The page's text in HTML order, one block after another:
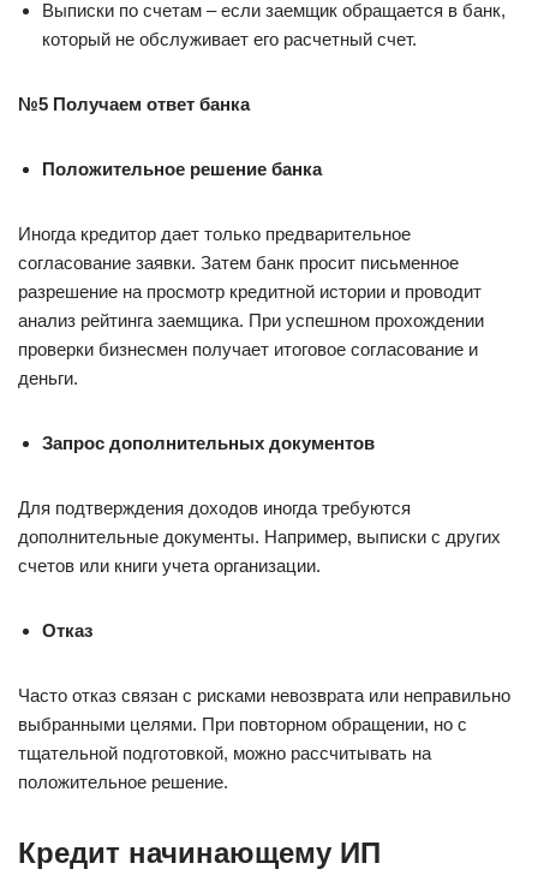
Выписки по счетам – если заемщик обращается в банк,
который не обслуживает его расчетный счет.
№5 Получаем ответ банка
Положительное решение банка
Иногда кредитор дает только предварительное
согласование заявки. Затем банк просит письменное
разрешение на просмотр кредитной истории и проводит
анализ рейтинга заемщика. При успешном прохождении
проверки бизнесмен получает итоговое согласование и
деньги.
Запрос дополнительных документов
Для подтверждения доходов иногда требуются
дополнительные документы. Например, выписки с других
счетов или книги учета организации.
Отказ
Часто отказ связан с рисками невозврата или неправильно
выбранными целями. При повторном обращении, но с
тщательной подготовкой, можно рассчитывать на
положительное решение.
Кредит начинающему ИП